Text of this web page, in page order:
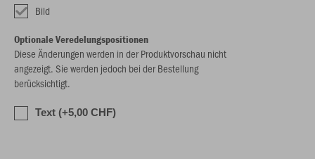
Bild
Optionale Veredelungspositionen
Diese Änderungen werden in der Produktvorschau nicht
angezeigt. Sie werden jedoch bei der Bestellung
berücksichtigt.
Text (+5,00 CHF)